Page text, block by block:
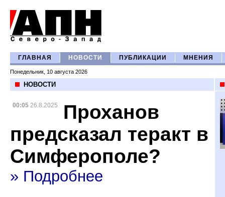
ГЛАВНАЯ НОВОСТИ ПУБЛИКАЦИИ МНЕНИЯ
Понедельник, 10 августа 2026
НОВОСТИ
00:05 26.8.2025
Проханов
предсказал теракт в
Симферополе?
» Подробнее